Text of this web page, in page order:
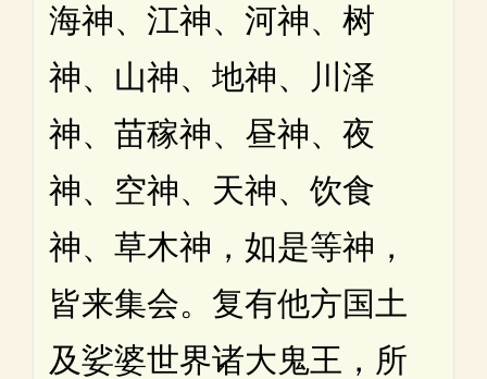
海神、江神、河神、树
神、山神、地神、川泽
神、苗稼神、昼神、夜
神、空神、天神、饮食
神、草木神，如是等神，
皆来集会。复有他方国土
及娑婆世界诸大鬼王，所